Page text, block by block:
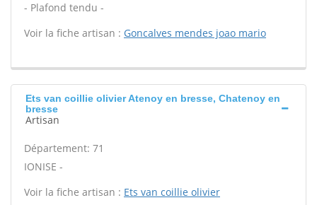
- Plafond tendu -
Voir la fiche artisan : Goncalves mendes joao mario
Ets van coillie olivier Atenoy en bresse, Chatenoy en
bresse
Artisan
Département: 71
IONISE -
Voir la fiche artisan : Ets van coillie olivier